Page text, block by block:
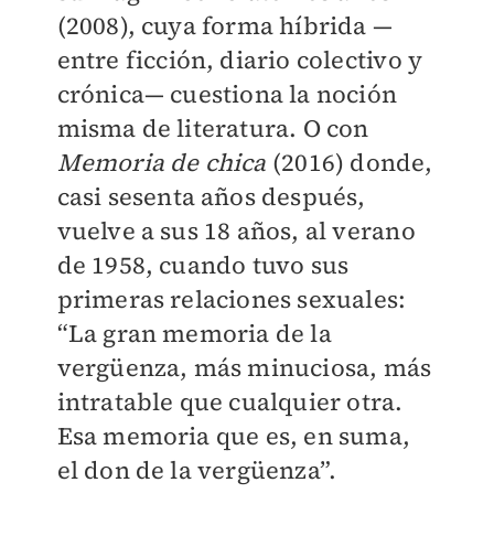
(2008), cuya forma híbrida —
entre ficción, diario colectivo y
crónica— cuestiona la noción
misma de literatura. O con
Memoria de chica (2016) donde,
casi sesenta años después,
vuelve a sus 18 años, al verano
de 1958, cuando tuvo sus
primeras relaciones sexuales:
“La gran memoria de la
vergüenza, más minuciosa, más
intratable que cualquier otra.
Esa memoria que es, en suma,
el don de la vergüenza”.